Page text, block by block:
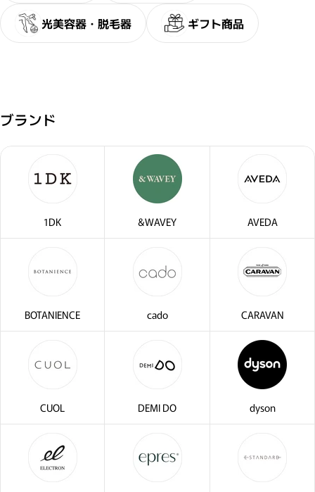
閉じる
光美容器・脱毛器 ギフト商品
ブランド
1DK &WAVEY AVEDA
BOTANIENCE cado CARAVAN
CUOL DEMI DO dyson